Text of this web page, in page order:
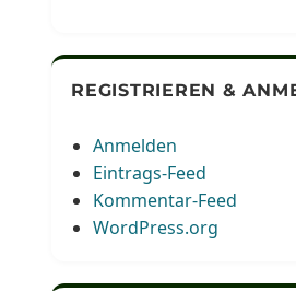
REGISTRIEREN &
Anmelden
Eintrags-Feed
Kommentar-Feed
WordPress.org